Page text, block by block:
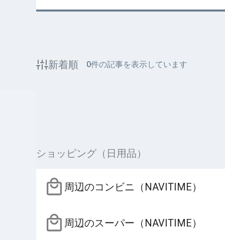
新着順 0件の記事を表示しています
ショッピング（日用品）
周辺のコンビニ（NAVITIME）
周辺のスーパー（NAVITIME）